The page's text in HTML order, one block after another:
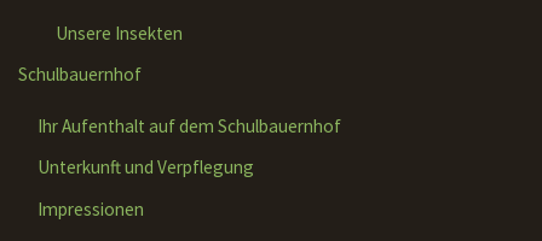
Unsere Insekten
Schulbauernhof
Ihr Aufenthalt auf dem Schulbauernhof
Unterkunft und Verpflegung
Impressionen